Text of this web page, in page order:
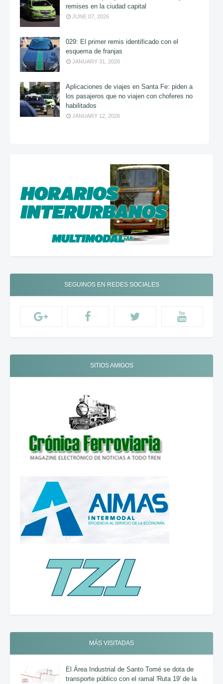
remises en la ciudad capital
JUNE 07, 2026
029: El primer remis identificado con el
esquema de franjas
JANUARY 31, 2026
Aplicaciones de viajes en Santa Fe: piden a
los pasajeros que no viajen con choferes no
habilitados
JANUARY 12, 2026
SEGUINOS EN REDES SOCIALES
SITIOS AMIGOS
MÁS VISITADAS
El Área Industrial de Santo Tomé se dota de
transporte público con el ramal 'Ruta 19' de la